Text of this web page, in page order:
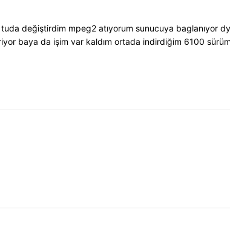
değiştirdim mpeg2 atıyorum sunucuya baglanıyor
baya da işim var kaldım ortada indirdiğim 6100